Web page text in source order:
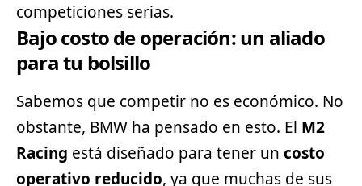
competiciones serias.
Bajo costo de operación: un aliado
para tu bolsillo
Sabemos que competir no es económico. No
obstante, BMW ha pensado en esto. El M2
Racing está diseñado para tener un costo
operativo reducido, ya que muchas de sus